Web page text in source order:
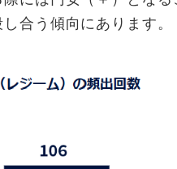
合う傾向にあります。